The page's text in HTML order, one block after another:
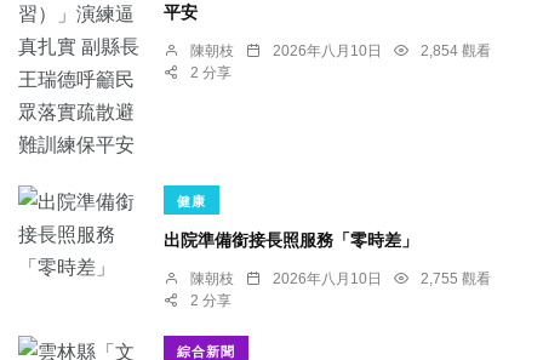
平安
陳朝枝 2026年八月10日
2,854 觀看
2 分享
健康
出院準備銜接長照服務「零時差」
陳朝枝 2026年八月10日
2,755 觀看
2 分享
綜合新聞